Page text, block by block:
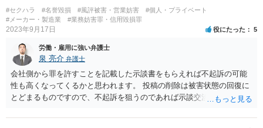
#セクハラ #名誉毀損 #風評被害・営業妨害
#個人・プライベート
#メーカー・製造業
#業務妨害罪・信用毀損罪
2023年9月17日 役にたった 5
労働・雇用に強い弁護士
泉 亮介 弁護士
会社側から罪を許すことを記載した示談書をもらえれば不起訴の可能
性も高くなってくるかと思われます。 投稿の削除は被害状態の回復に
とどまるものですので、不起訴を狙うのであれば示談交渉はされた方